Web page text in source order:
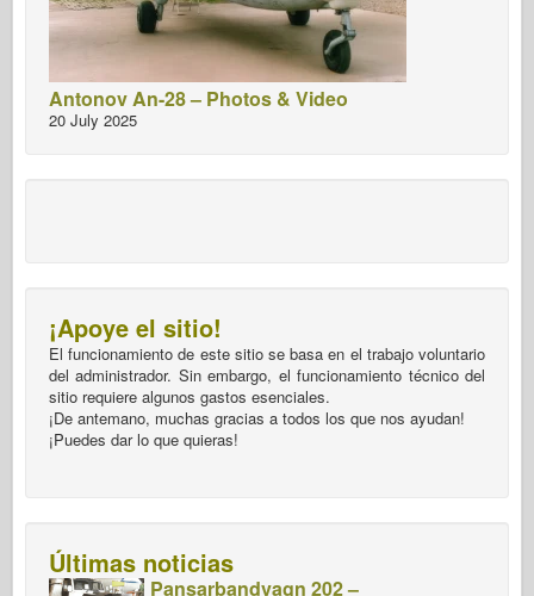
Antonov An-28 – Photos & Video
20 July 2025
¡Apoye el sitio!
El funcionamiento de este sitio se basa en el trabajo voluntario
del administrador. Sin embargo, el funcionamiento técnico del
sitio requiere algunos gastos esenciales.
¡De antemano, muchas gracias a todos los que nos ayudan!
¡Puedes dar lo que quieras!
Últimas noticias
Pansarbandvagn 202 –